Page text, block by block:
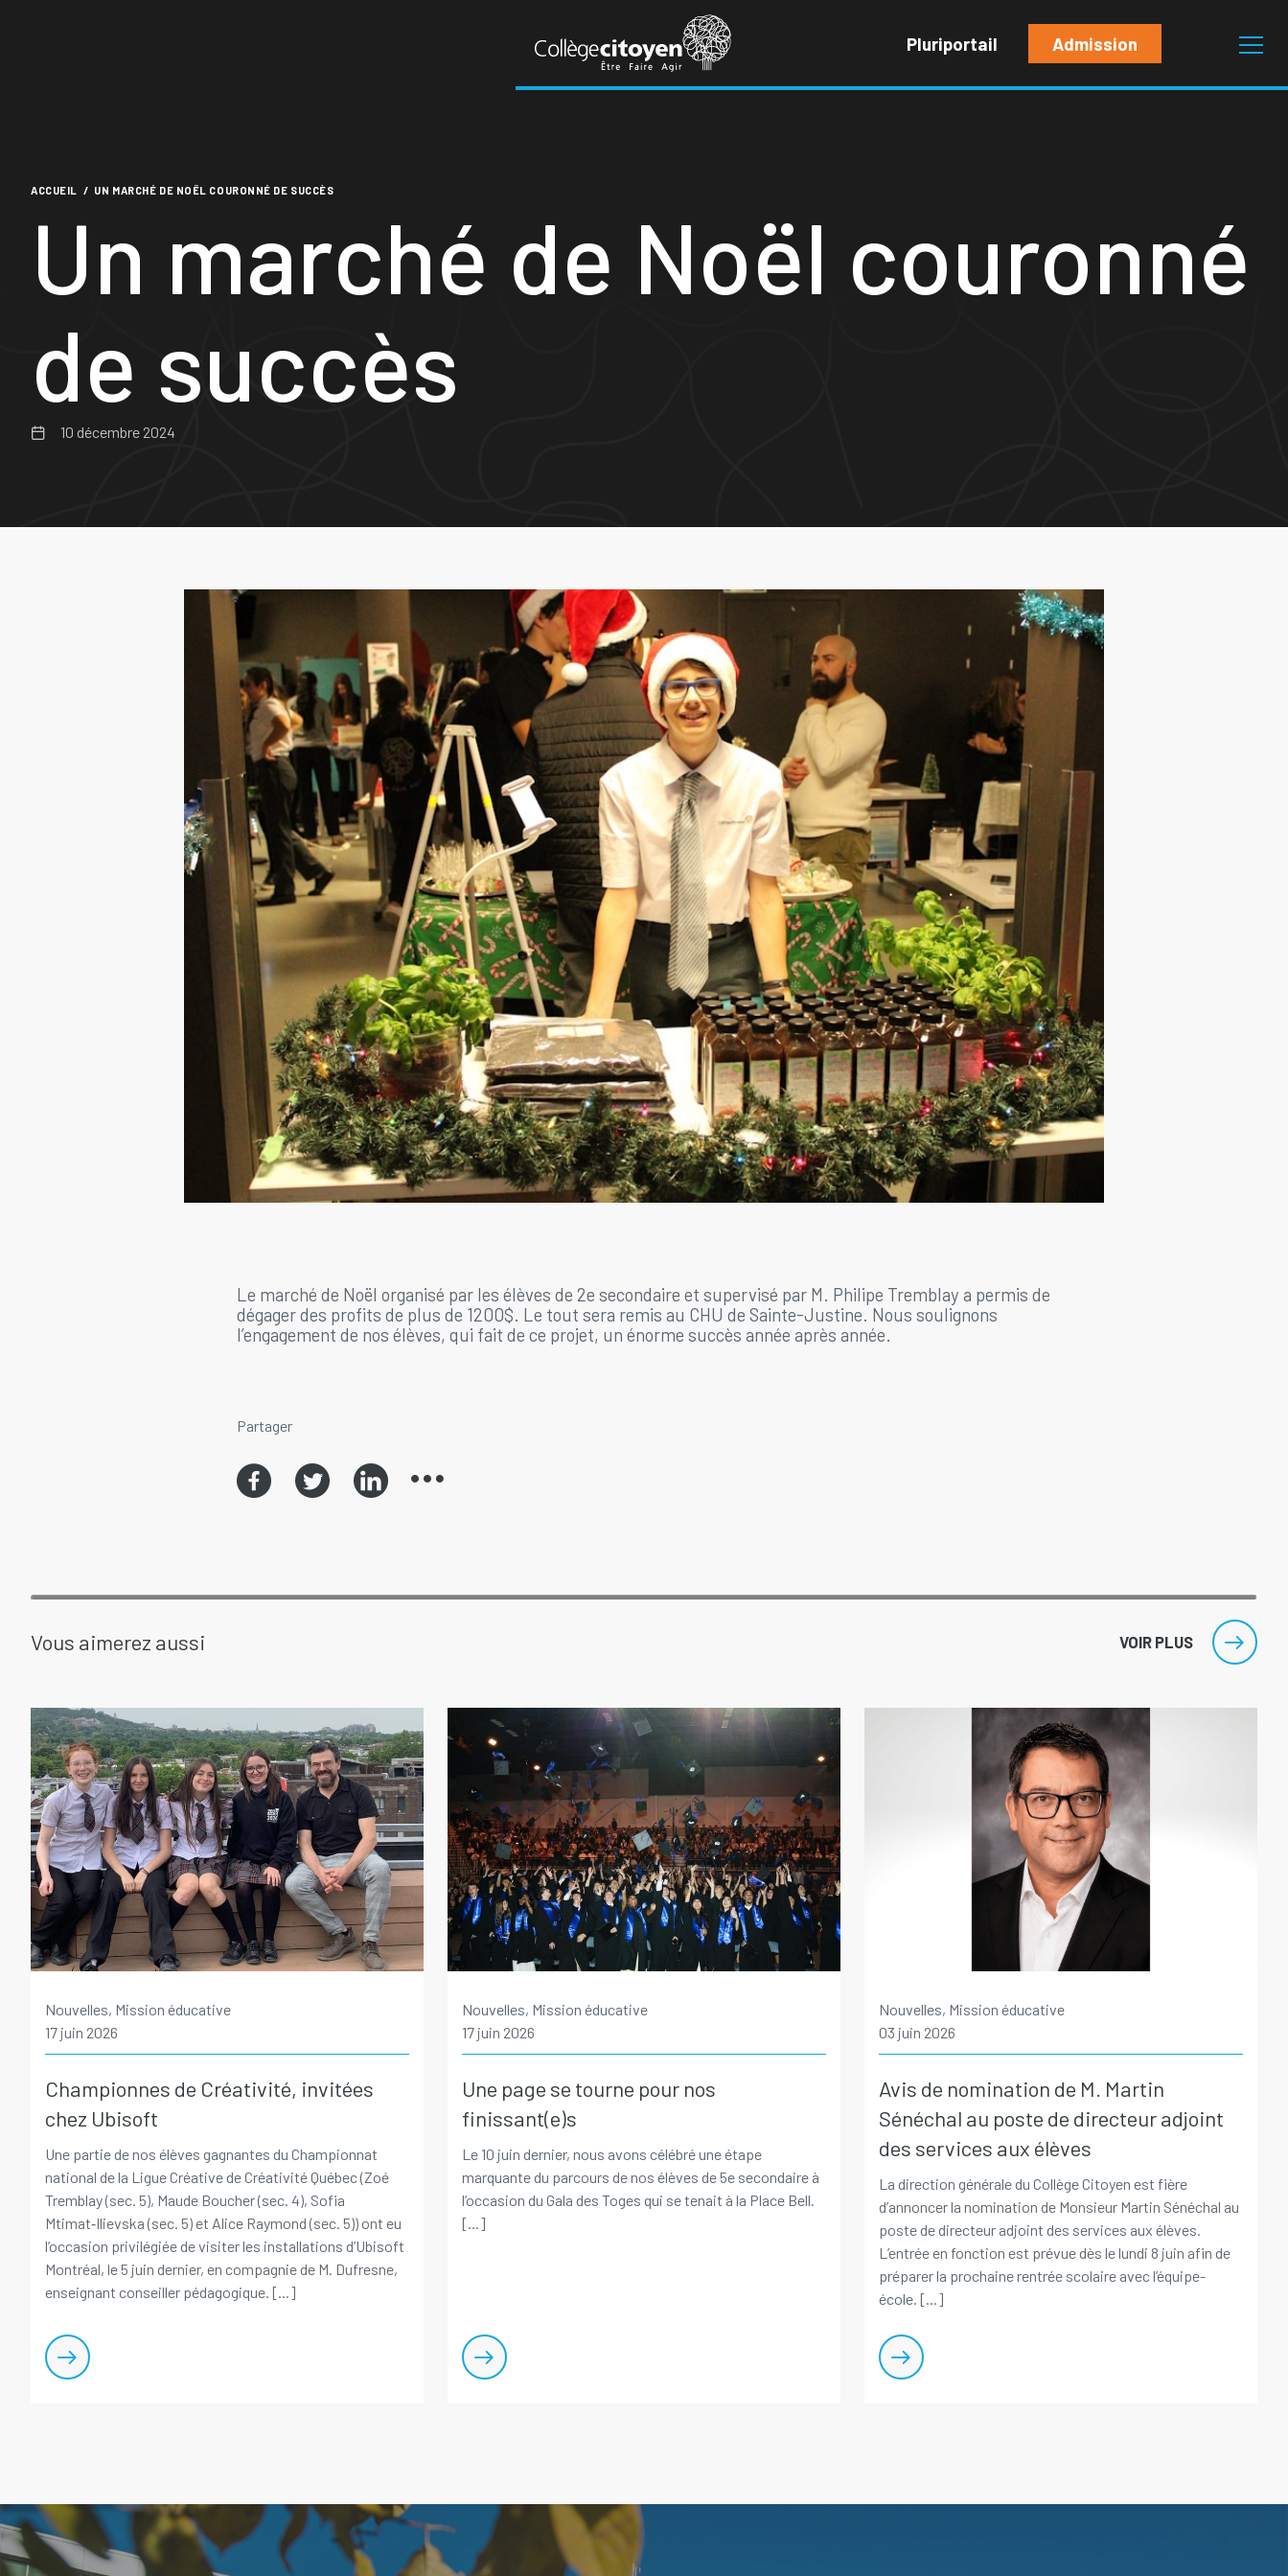
Pluriportail Admission
ACCUEIL / UN MARCHÉ DE NOËL COURONNÉ DE SUCCÈS
Un marché de Noël couronné
de succès
10 décembre 2024
Le marché de Noël organisé par les élèves de 2e secondaire et supervisé par M. Philipe Tremblay a permis de
dégager des profits de plus de 1200$. Le tout sera remis au CHU de Sainte-Justine. Nous soulignons
l’engagement de nos élèves, qui fait de ce projet, un énorme succès année après année.
Partager
Vous aimerez aussi VOIR PLUS
Nouvelles, Mission éducative
17 juin 2026
Championnes de Créativité, invitées
chez Ubisoft
Une partie de nos élèves gagnantes du Championnat
national de la Ligue Créative de Créativité Québec (Zoé
Tremblay (sec. 5), Maude Boucher (sec. 4), Sofia
Mtimat‑Ilievska (sec. 5) et Alice Raymond (sec. 5)) ont eu
l’occasion privilégiée de visiter les installations d’Ubisoft
Montréal, le 5 juin dernier, en compagnie de M. Dufresne,
enseignant conseiller pédagogique. [...]
Nouvelles, Mission éducative
17 juin 2026
Une page se tourne pour nos
finissant(e)s
Le 10 juin dernier, nous avons célébré une étape
marquante du parcours de nos élèves de 5e secondaire à
l’occasion du Gala des Toges qui se tenait à la Place Bell.
[...]
Nouvelles, Mission éducative
03 juin 2026
Avis de nomination de M. Martin
Sénéchal au poste de directeur adjoint
des services aux élèves
La direction générale du Collège Citoyen est fière
d’annoncer la nomination de Monsieur Martin Sénéchal au
poste de directeur adjoint des services aux élèves.
L’entrée en fonction est prévue dès le lundi 8 juin afin de
préparer la prochaine rentrée scolaire avec l’équipe-
école. [...]